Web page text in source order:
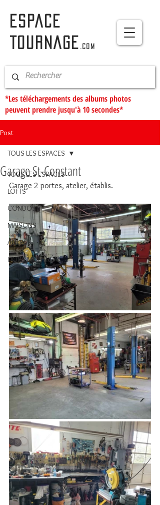
ESPACE
TOURNAGE
.com
*Les téléchargements des albums photos
peuvent prendre jusqu'à 10 secondes*
Post
TOUS LES ESPACES
LOFTS
CONDOS
MAISONS
AUTRES
HORS MONTRÉAL
TOUS LES ESPACES
Garage St-Constant
Garage 2 portes, atelier, établis.